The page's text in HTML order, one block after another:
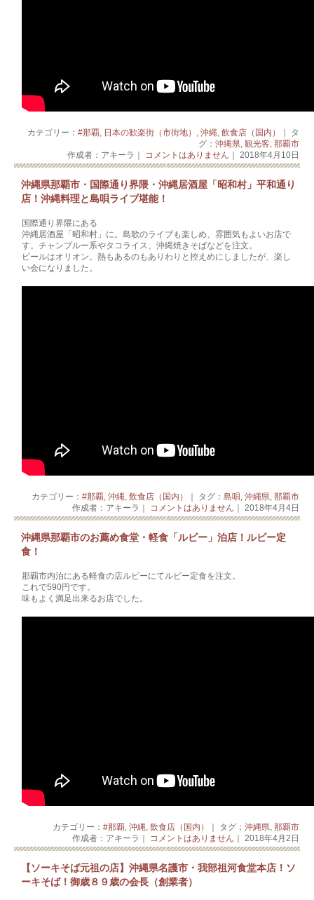
カテゴリー： #那覇, 日本の歓楽街（市街地） , 沖縄, 飲食店（国内）
｜ タ
グ： 沖縄県, 観光客, 那覇市
作成者：アキーラ｜ コメントはありません ｜ 2018年4月10日
沖縄県那覇市・国際通り界隈・沖縄居酒屋「昭和村」平和通り
店！沖縄料理と島唄ライブ堪能！
国際通り界隈にある
沖縄居酒屋「昭和村」に。島歌のライブも楽しめ、雰囲気もよいお店で
す。チャンプルー系やタコライス、沖縄焼きそばなどを注文。
ビールはオリオン。熱もあるのもありわりと控えめにしましたが、楽し
い会になりました。
カテゴリー： #那覇, 沖縄, 飲食店（国内） ｜ タグ： 島唄, 沖縄県, 那覇市
作成者：アキーラ｜ コメントはありません ｜ 2018年4月4日
沖縄県那覇市のお薦め食堂・軽食「ルビー」泊店！ルビー定
食！
那覇市内泊にある軽食の店ルビーにてルビー定食を注文。
これで590円です。
味もよく満足出来るお店でした。
カテゴリー： #那覇, 沖縄 飲食店（国内） ｜ タグ： 沖縄県 那覇市
作成者：アキーラ｜
コメントはありません ｜ 2018年4月2日
【ソーキそば元祖の店】沖縄県名護市・我部祖河食堂本店！ソ
ーキそば！御歳８９歳の会長（創業者）